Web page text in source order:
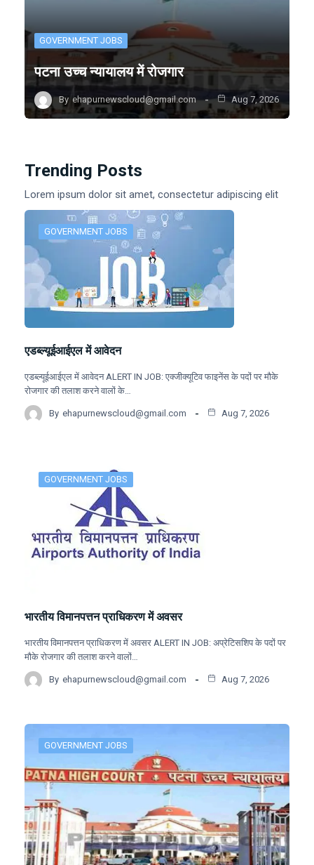
GOVERNMENT JOBS
पटना उच्च न्यायालय में रोजगार
By ehapurnewscloud@gmail.com Aug 7, 2026
Trending Posts
Lorem ipsum dolor sit amet, consectetur adipiscing elit
GOVERNMENT JOBS
एडब्ल्यूईआईएल में आवेदन
एडब्ल्यूईआईएल में आवेदन ALERT IN JOB: एक्जीक्यूटिव फाइनेंस के पदों पर मौके
रोजगार की तलाश करने वालों के…
By ehapurnewscloud@gmail.com Aug 7, 2026
GOVERNMENT JOBS
भारतीय विमानपत्तन प्राधिकरण में अवसर
भारतीय विमानपत्तन प्राधिकरण में अवसर ALERT IN JOB: अप्रेटिसशिप के पदों पर
मौके रोजगार की तलाश करने वालों…
By ehapurnewscloud@gmail.com Aug 7, 2026
GOVERNMENT JOBS